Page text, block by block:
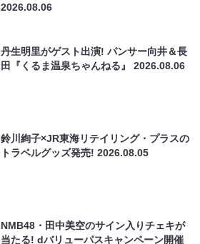
2026.08.06
丹生明里がゲスト出演! パンサー向井＆長
田『くるま温泉ちゃんねる』2026.08.06
鈴川絢子×JR東海リテイリング・プラスの
トラベルグッズ発売!2026.08.05
NMB48・田中美空のサイン入りチェキが
当たる! dバリューパスキャンペーン開催